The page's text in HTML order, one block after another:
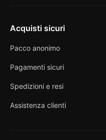
Acquisti sicuri
Pacco anonimo
Pagamenti sicuri
Spedizioni e resi
Assistenza clienti